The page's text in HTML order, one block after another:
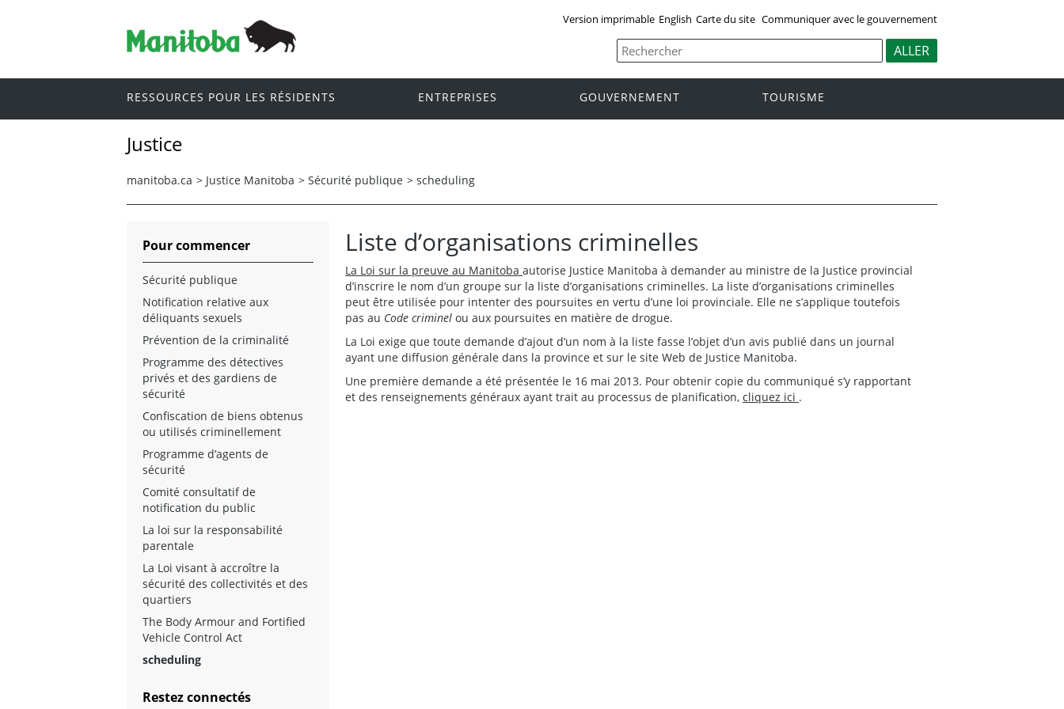
Version imprimable English Carte du site Communiquer avec le gouvernement
RESSOURCES POUR LES RÉSIDENTS ENTREPRISES GOUVERNEMENT TOURISME
Justice
manitoba.ca > Justice Manitoba > Sécurité publique > scheduling
Liste d’organisations criminelles
La Loi sur la preuve au Manitoba autorise Justice Manitoba à demander au ministre de la Justice provincial
d’inscrire le nom d’un groupe sur la liste d’organisations criminelles. La liste d’organisations criminelles
peut être utilisée pour intenter des poursuites en vertu d’une loi provinciale. Elle ne s’applique toutefois
pas au Code criminel ou aux poursuites en matière de drogue.
La Loi exige que toute demande d’ajout d’un nom à la liste fasse l’objet d’un avis publié dans un journal
ayant une diffusion générale dans la province et sur le site Web de Justice Manitoba.
Une première demande a été présentée le 16 mai 2013. Pour obtenir copie du communiqué s’y rapportant
et des renseignements généraux ayant trait au processus de planification, cliquez ici .
Pour commencer
Sécurité publique
Notification relative aux
déliquants sexuels
Prévention de la criminalité
Programme des détectives
privés et des gardiens de
sécurité
Confiscation de biens obtenus
ou utilisés criminellement
Programme d’agents de
sécurité
Comité consultatif de
notification du public
La loi sur la responsabilité
parentale
La Loi visant à accroître la
sécurité des collectivités et des
quartiers
The Body Armour and Fortified
Vehicle Control Act
scheduling
Restez connectés